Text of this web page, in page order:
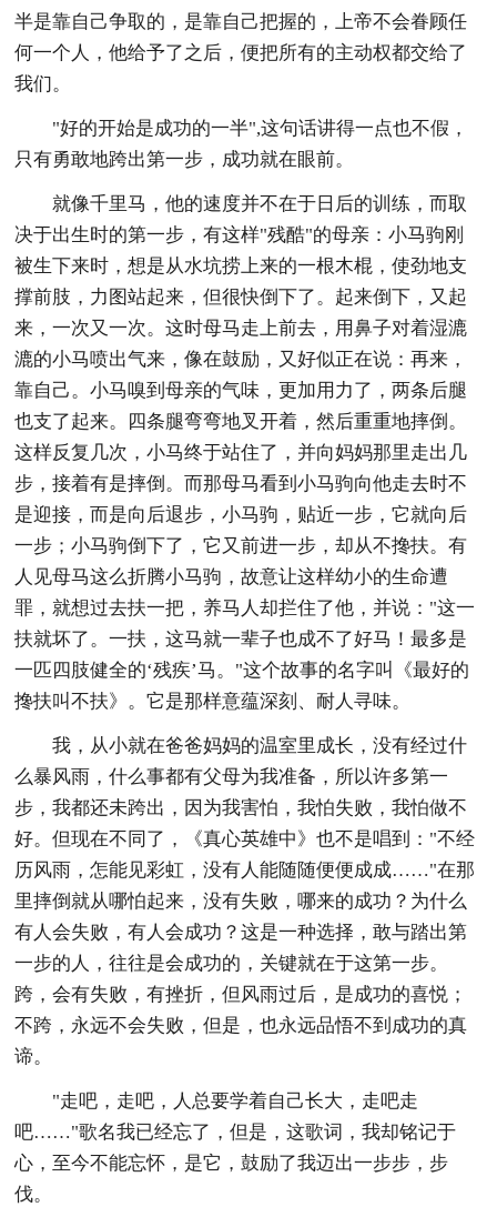
半是靠自己争取的，是靠自己把握的，上帝不会眷顾任
何一个人，他给予了之后，便把所有的主动权都交给了
我们。
"好的开始是成功的一半",这句话讲得一点也不假，
只有勇敢地跨出第一步，成功就在眼前。
就像千里马，他的速度并不在于日后的训练，而取
决于出生时的第一步，有这样"残酷"的母亲：小马驹刚
被生下来时，想是从水坑捞上来的一根木棍，使劲地支
撑前肢，力图站起来，但很快倒下了。起来倒下，又起
来，一次又一次。这时母马走上前去，用鼻子对着湿漉
漉的小马喷出气来，像在鼓励，又好似正在说：再来，
靠自己。小马嗅到母亲的气味，更加用力了，两条后腿
也支了起来。四条腿弯弯地叉开着，然后重重地摔倒。
这样反复几次，小马终于站住了，并向妈妈那里走出几
步，接着有是摔倒。而那母马看到小马驹向他走去时不
是迎接，而是向后退步，小马驹，贴近一步，它就向后
一步；小马驹倒下了，它又前进一步，却从不搀扶。有
人见母马这么折腾小马驹，故意让这样幼小的生命遭
罪，就想过去扶一把，养马人却拦住了他，并说："这一
扶就坏了。一扶，这马就一辈子也成不了好马！最多是
一匹四肢健全的‘残疾’马。"这个故事的名字叫《最好的
搀扶叫不扶》。它是那样意蕴深刻、耐人寻味。
我，从小就在爸爸妈妈的温室里成长，没有经过什
么暴风雨，什么事都有父母为我准备，所以许多第一
步，我都还未跨出，因为我害怕，我怕失败，我怕做不
好。但现在不同了，《真心英雄中》也不是唱到："不经
历风雨，怎能见彩虹，没有人能随随便便成成……"在那
里摔倒就从哪怕起来，没有失败，哪来的成功？为什么
有人会失败，有人会成功？这是一种选择，敢与踏出第
一步的人，往往是会成功的，关键就在于这第一步。
跨，会有失败，有挫折，但风雨过后，是成功的喜悦；
不跨，永远不会失败，但是，也永远品悟不到成功的真
谛。
"走吧，走吧，人总要学着自己长大，走吧走
吧……"歌名我已经忘了，但是，这歌词，我却铭记于
心，至今不能忘怀，是它，鼓励了我迈出一步步，步
伐。